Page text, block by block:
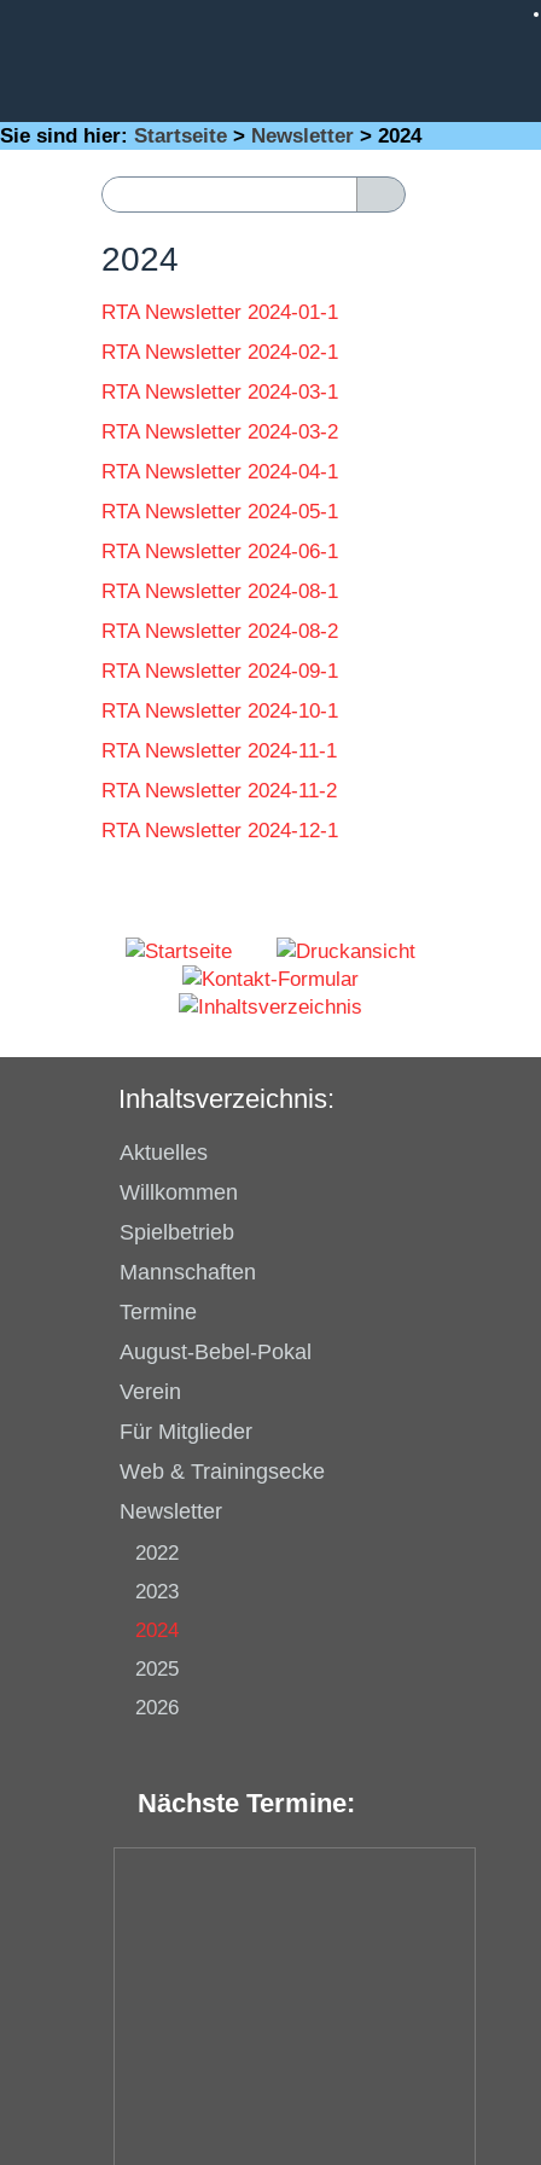
Sie sind hier: Startseite > Newsletter > 2024
2024
RTA Newsletter 2024-01-1
RTA Newsletter 2024-02-1
RTA Newsletter 2024-03-1
RTA Newsletter 2024-03-2
RTA Newsletter 2024-04-1
RTA Newsletter 2024-05-1
RTA Newsletter 2024-06-1
RTA Newsletter 2024-08-1
RTA Newsletter 2024-08-2
RTA Newsletter 2024-09-1
RTA Newsletter 2024-10-1
RTA Newsletter 2024-11-1
RTA Newsletter 2024-11-2
RTA Newsletter 2024-12-1
Inhaltsverzeichnis:
Aktuelles
Willkommen
Spielbetrieb
Mannschaften
Termine
August-Bebel-Pokal
Verein
Für Mitglieder
Web & Trainingsecke
Newsletter
2022
2023
2024
2025
2026
Nächste Termine: